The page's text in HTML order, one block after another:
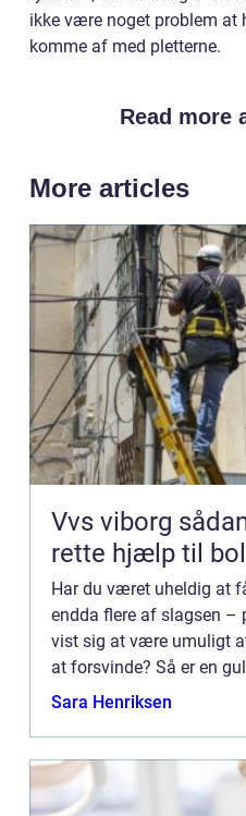
ikke være noget problem at
komme af med pletterne.
Read more
More articles
Vvs viborg sådan vælger du den
rette hjælp til
Har du været uheldig at
endda flere af slagsen –
vist sig at være umuligt
at forsvinde? Så er en
du har brug for. Har du
Sara Henriksen